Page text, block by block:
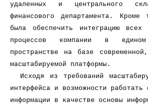
удаленных и центрального
финансового департамента.
была обеспечить интеграцию всех
процессов компании в едином
пространстве на базе
масштабируемой платформы.
Исходя из требований
интерфейса и возможности работать
информации в качестве основы